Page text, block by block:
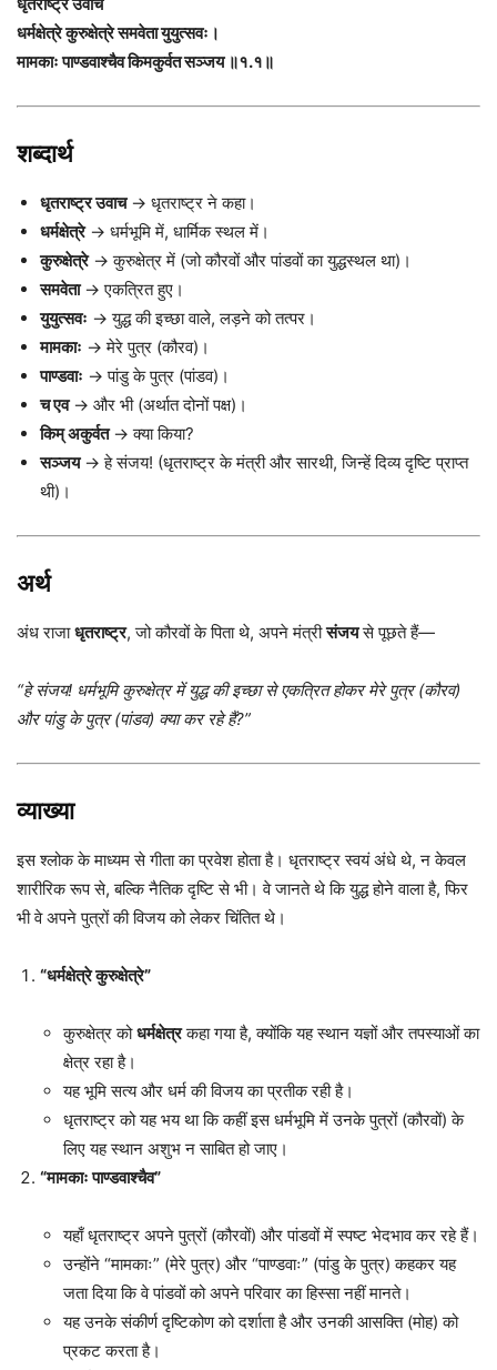
धर्मक्षेत्रे कुरुक्षेत्रे समवेता युयुत्सवः।
मामकाः पाण्डवाश्चैव किमकुर्वत सञ्जय ॥१.१॥
शब्दार्थ
धृतराष्ट्र उवाच→ धृतराष्ट्र ने कहा।
धर्मक्षेत्रे→ धर्मभूमि में, धार्मिक स्थल में।
कुरुक्षेत्रे→ कुरुक्षेत्र में (जो कौरवों और पांडवों का युद्धस्थल था)।
समवेता→ एकत्रित हुए।
युयुत्सवः → युद्ध की इच्छा वाले, लड़ने को तत्पर।
मामकाः → मेरे पुत्र (कौरव)।
पाण्डवाः → पांडु के पुत्र (पांडव)।
च एव→ और भी (अर्थात दोनों पक्ष)।
किम् अकुर्वत→ क्या किया?
सञ्जय→ हे संजय! (धृतराष्ट्र के मंत्री और सारथी, जिन्हें दिव्य दृष्टि प्राप्त
थी)।
अर्थ
अंध राजाधृतराष्ट्र, जो कौरवों के पिता थे, अपने मंत्रीसंजयसे पूछते हैं—
“हे संजय! धर्मभूमि कुरुक्षेत्र में युद्ध की इच्छा से एकत्रित होकर मेरे पुत्र (कौरव)
और पांडु के पुत्र (पांडव) क्या कर रहे हैं?”
व्याख्या
इस श्लोक के माध्यम से गीता का प्रवेश होता है। धृतराष्ट्र स्वयं अंधे थे, न केवल
शारीरिक रूप से, बल्कि नैतिक दृष्टि से भी। वे जानते थे कि युद्ध होने वाला है, फिर
भी वे अपने पुत्रों की विजय को लेकर चिंतित थे।
“धर्मक्षेत्रे कुरुक्षेत्रे”
कुरुक्षेत्र कोधर्मक्षेत्रकहा गया है, क्योंकि यह स्थान यज्ञों और तपस्याओं का
क्षेत्र रहा है।
यह भूमि सत्य और धर्म की विजय का प्रतीक रही है।
धृतराष्ट्र को यह भय था कि कहीं इस धर्मभूमि में उनके पुत्रों (कौरवों) के
लिए यह स्थान अशुभ न साबित हो जाए।
“मामकाः पाण्डवाश्चैव”
यहाँ धृतराष्ट्र अपने पुत्रों (कौरवों) और पांडवों में स्पष्ट भेदभाव कर रहे हैं।
उन्होंने “मामकाः” (मेरे पुत्र) और “पाण्डवाः” (पांडु के पुत्र) कहकर यह
जता दिया कि वे पांडवों को अपने परिवार का हिस्सा नहीं मानते।
यह उनके संकीर्ण दृष्टिकोण को दर्शाता है और उनकी आसक्ति (मोह) को
प्रकट करता है।